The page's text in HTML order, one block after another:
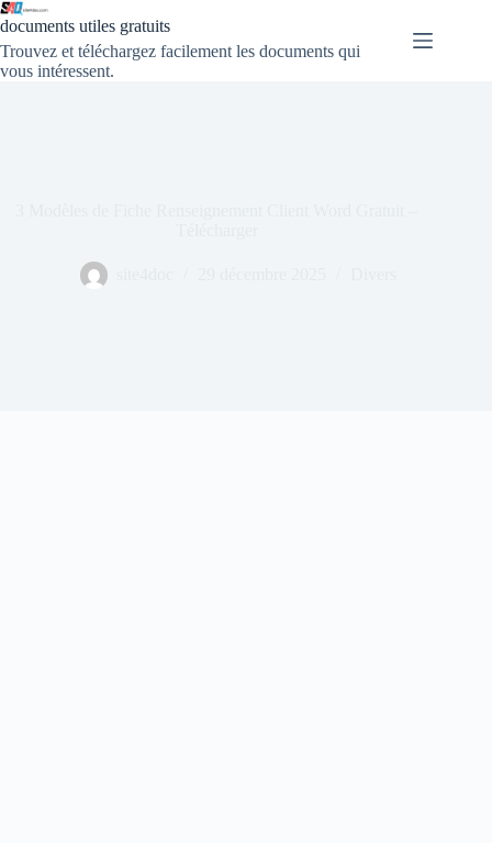
documents utiles gratuits
Trouvez et téléchargez facilement les documents qui
vous intéressent.